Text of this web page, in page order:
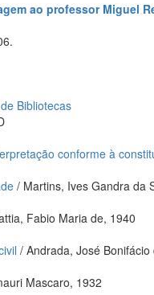
ao professor Miguel
Bibliotecas
conforme à
/ Martins, Ives Gandra da
Fabio Maria de, 1940
/ Andrada, José Bonifácio
Mascaro, 1932